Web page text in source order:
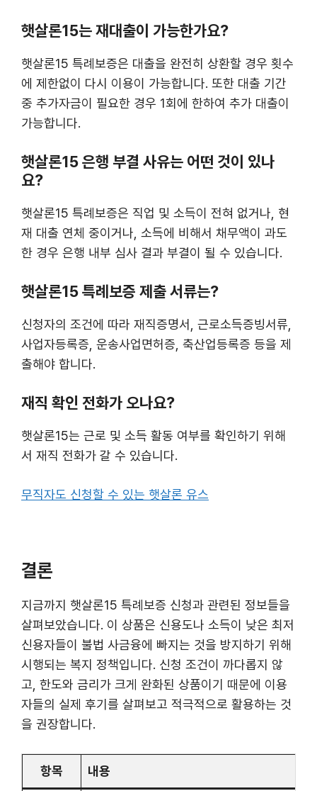
햇살론15는 재대출이 가능한가요?
햇살론15 특례보증은 대출을 완전히 상환할 경우 횟수
에 제한없이 다시 이용이 가능합니다. 또한 대출 기간
중 추가자금이 필요한 경우 1회에 한하여 추가 대출이
가능합니다.
햇살론15 은행 부결 사유는 어떤 것이 있나
요?
햇살론15 특례보증은 직업 및 소득이 전혀 없거나, 현
재 대출 연체 중이거나, 소득에 비해서 채무액이 과도
한 경우 은행 내부 심사 결과 부결이 될 수 있습니다.
햇살론15 특례보증 제출 서류는?
신청자의 조건에 따라 재직증명서, 근로소득증빙서류,
사업자등록증, 운송사업면허증, 축산업등록증 등을 제
출해야 합니다.
재직 확인 전화가 오나요?
햇살론15는 근로 및 소득 활동 여부를 확인하기 위해
서 재직 전화가 갈 수 있습니다.
무직자도 신청할 수 있는 햇살론 유스
결론
지금까지 햇살론15 특례보증 신청과 관련된 정보들을
살펴보았습니다. 이 상품은 신용도나 소득이 낮은 최저
신용자들이 불법 사금융에 빠지는 것을 방지하기 위해
시행되는 복지 정책입니다. 신청 조건이 까다롭지 않
고, 한도와 금리가 크게 완화된 상품이기 때문에 이용
자들의 실제 후기를 살펴보고 적극적으로 활용하는 것
을 권장합니다.
항목 내용